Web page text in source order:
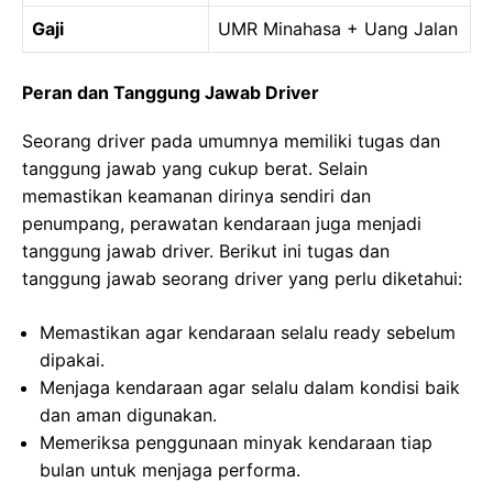
Gaji UMR Minahasa + Uang Jalan
Peran dan Tanggung Jawab Driver
Seorang driver pada umumnya memiliki tugas dan
tanggung jawab yang cukup berat. Selain
memastikan keamanan dirinya sendiri dan
penumpang, perawatan kendaraan juga menjadi
tanggung jawab driver. Berikut ini tugas dan
tanggung jawab seorang driver yang perlu diketahui:
Memastikan agar kendaraan selalu ready sebelum
dipakai.
Menjaga kendaraan agar selalu dalam kondisi baik
dan aman digunakan.
Memeriksa penggunaan minyak kendaraan tiap
bulan untuk menjaga performa.